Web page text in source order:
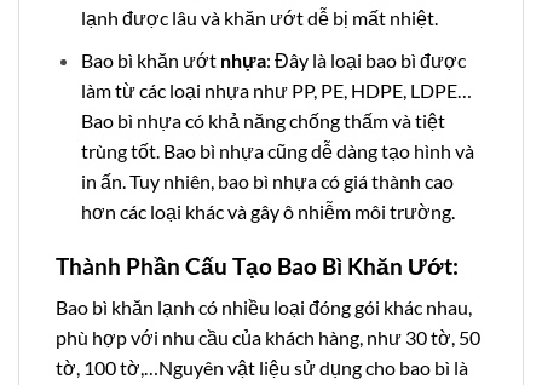
lạnh được lâu và khăn ướt dễ bị mất nhiệt.
Bao bì khăn ướt nhựa: Đây là loại bao bì được
làm từ các loại nhựa như PP, PE, HDPE, LDPE…
Bao bì nhựa có khả năng chống thấm và tiệt
trùng tốt. Bao bì nhựa cũng dễ dàng tạo hình và
in ấn. Tuy nhiên, bao bì nhựa có giá thành cao
hơn các loại khác và gây ô nhiễm môi trường.
Thành Phần Cấu Tạo Bao Bì Khăn Ướt:
Bao bì khăn lạnh có nhiều loại đóng gói khác nhau,
phù hợp với nhu cầu của khách hàng, như 30 tờ, 50
tờ, 100 tờ,…Nguyên vật liệu sử dụng cho bao bì là